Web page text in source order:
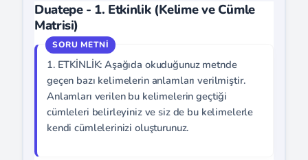
Duatepe - 1. Etkinlik (Kelime ve Cümle
Matrisi)
1. ETKİNLİK: Aşağıda okuduğunuz metnde
geçen bazı kelimelerin anlamları verilmiştir.
Anlamları verilen bu kelimelerin geçtiği
cümleleri belirleyiniz ve siz de bu kelimelerle
kendi cümlelerinizi oluşturunuz.